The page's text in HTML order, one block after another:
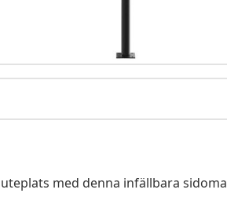
med denna infällbara